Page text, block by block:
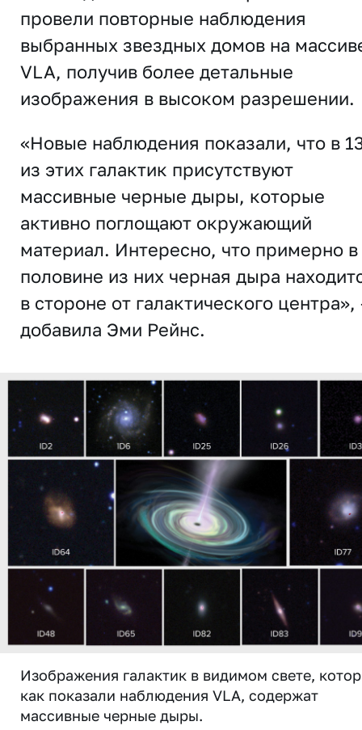
провели повторные наблюдения
выбранных звездных домов на
VLA, получив более детальные
изображения в высоком разрешении.
«Новые наблюдения показали, что в
из этих галактик присутствуют
массивные черные дыры, которые
активно поглощают окружающий
материал. Интересно, что примерно в
половине из них черная дыра
в стороне от галактического центра»,
добавила Эми Рейнс.
Изображения галактик в видимом свете,
как показали наблюдения VLA, содержат
массивные черные дыры.